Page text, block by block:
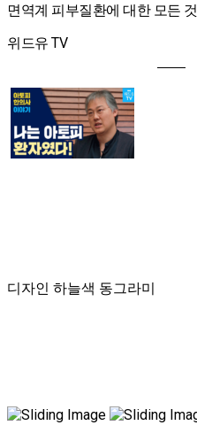
면역계 피부질환에 대한 모든 것
위드유 TV
디자인 하늘색 동그라미